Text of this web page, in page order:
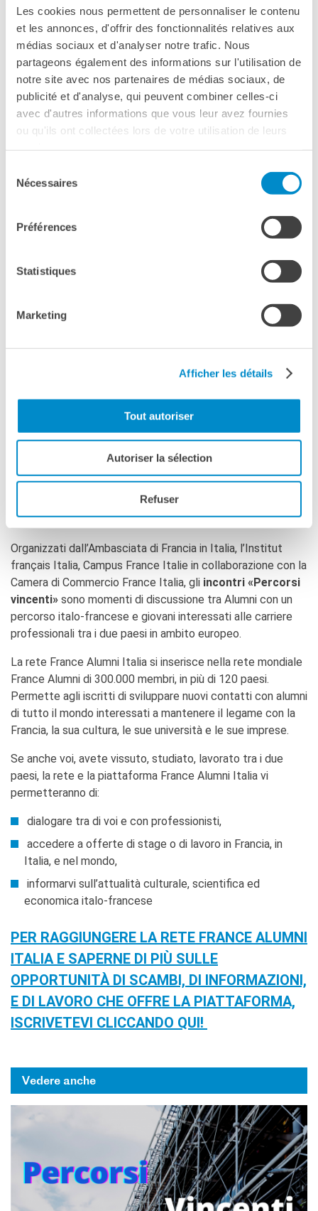
Les cookies nous permettent de personnaliser le contenu
et les annonces, d'offrir des fonctionnalités relatives aux
médias sociaux et d'analyser notre trafic. Nous
partageons également des informations sur l'utilisation de
notre site avec nos partenaires de médias sociaux, de
publicité et d'analyse, qui peuvent combiner celles-ci
avec d'autres informations que vous leur avez fournies
ou qu'ils ont collectées lors de votre utilisation de leurs
Nécessaires
Préférences
Statistiques
Marketing
Afficher les détails
Tout autoriser
Autoriser la sélection
Refuser
MilanLinda Marchetti.
I percorsi di studio binazionali italo-francesi sono un grande
vantaggio per le carriere nel settore Business e
Management! Scoprite le testimonianze dei nostri ospiti e
fate loro le vostre domande in diretta.
, responsabile del team Surface
Sales presso Microsoft, Milano. Alumni del liceo francese
internazionale Jean Giono di Torino, ha anche studiato
Alessandra Benevolo
è, dal 2010, Direttrice delle Risorse
francese che opera in Oncologia, Neuroscienze e Malattie
Rare. È membro della CCI France Italie, per la quale è
, Business Development Manager per
commercio ESCP Europe.
, Direttrice global business development di
fra il Politecnico di Milano e l’ENSTA (Ecole nationale
supérieure de techniques avancées) - Institut
Polytechnique di Parigi.»
Organizzati dall’Ambasciata di Francia in Italia, l’Institut
français Italia, Campus France Italie in collaborazione con la
Camera di Commercio France Italia, gli incontri «Percorsi
vincenti» sono momenti di discussione tra Alumni con un
percorso italo-francese e giovani interessati alle carriere
professionali tra i due paesi in ambito europeo.
La rete France Alumni Italia si inserisce nella rete mondiale
France Alumni di 300.000 membri, in più di 120 paesi.
Permette agli iscritti di sviluppare nuovi contatti con alumni
di tutto il mondo interessati a mantenere il legame con la
Francia, la sua cultura, le sue università e le sue imprese.
Se anche voi, avete vissuto, studiato, lavorato tra i due
paesi, la rete e la piattaforma France Alumni Italia vi
permetteranno di:
dialogare tra di voi e con professionisti,
accedere a offerte di stage o di lavoro in Francia, in
Italia, e nel mondo,
informarvi sull’attualità culturale, scientifica ed
economica italo-francese
PER RAGGIUNGERE LA RETE FRANCE ALUMNI
ITALIA E SAPERNE DI PIÙ SULLE
OPPORTUNITÀ DI SCAMBI, DI INFORMAZIONI,
E DI LAVORO CHE OFFRE LA PIATTAFORMA,
ISCRIVETEVI CLICCANDO QUI!
Vedere anche